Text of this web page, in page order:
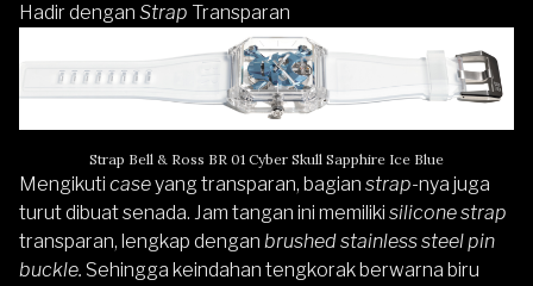
Hadir dengan Strap Transparan
Strap Bell & Ross BR 01 Cyber Skull Sapphire Ice Blue
Mengikuti caseyang transparan, bagian strap-nya juga
turut dibuat senada. Jam tangan ini memiliki silicone strap
transparan, lengkap dengan brushed stainless steel pin
buckle. Sehingga keindahan tengkorak berwarna biru